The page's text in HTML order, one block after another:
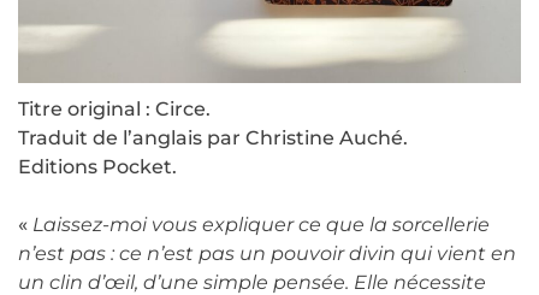
Titre original : Circe.
Traduit de l’anglais par Christine Auché.
Editions Pocket.
« Laissez-moi vous expliquer ce que la sorcellerie
n’est pas : ce n’est pas un pouvoir divin qui vient en
un clin d’œil, d’une simple pensée. Elle nécessite